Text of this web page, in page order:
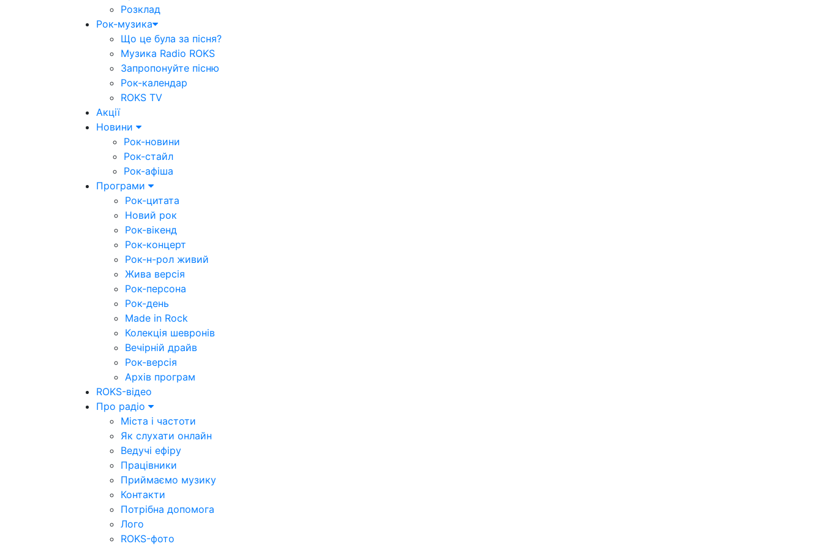
Розклад
Рок-музика
Що це була за пісня?
Музика Radio ROKS
Запропонуйте пісню
Рок-календар
ROKS TV
Акції
Новини
Рок-новини
Рок-стайл
Рок-афіша
Програми
Рок-цитата
Новий рок
Рок-вікенд
Рок-концерт
Рок-н-рол живий
Жива версія
Рок-персона
Рок-день
Made in Rock
Колекція шевронів
Вечірній драйв
Рок-версія
Архів програм
ROKS-відео
Про радіо
Міста і частоти
Як слухати онлайн
Ведучі ефіру
Працівники
Приймаємо музику
Контакти
Потрібна допомога
Лого
ROKS-фото